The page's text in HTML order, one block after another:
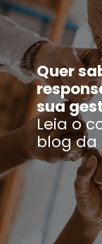
Quer
sua
Leia o
blog da